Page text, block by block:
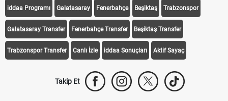
iddaa Programı Galatasaray Fenerbahçe Beşiktaş Trabzonspor
Galatasaray Transfer Fenerbahçe Transfer Beşiktaş Transfer
Trabzonspor Transfer Canlı İzle iddaa Sonuçları Aktif Sayaç
Takip Et